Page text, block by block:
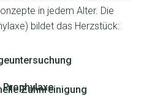
in jedem Alter. Die
bildet das Herzstück:
Prophylaxe
Zahnreinigung